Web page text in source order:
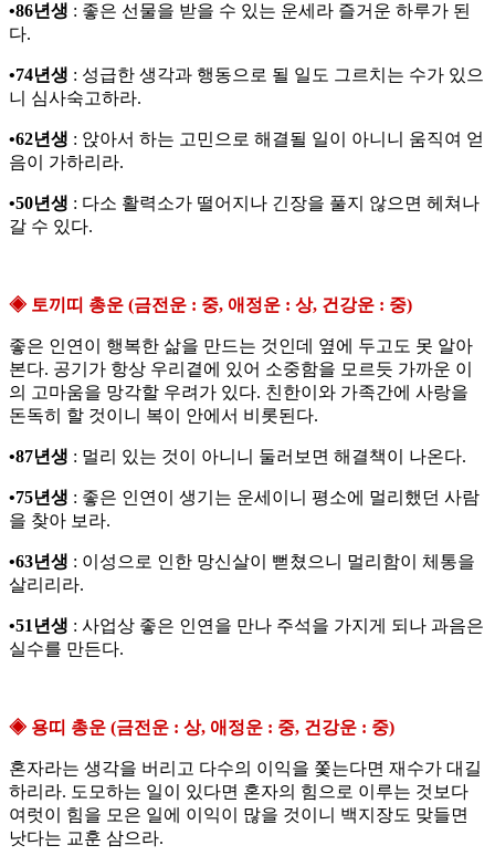
•86년생 : 좋은 선물을 받을 수 있는 운세라 즐거운 하루가 된
다.
•74년생 : 성급한 생각과 행동으로 될 일도 그르치는 수가 있으
니 심사숙고하라.
•62년생 : 앉아서 하는 고민으로 해결될 일이 아니니 움직여 얻
음이 가하리라.
•50년생 : 다소 활력소가 떨어지나 긴장을 풀지 않으면 헤쳐나
갈 수 있다.
◈ 토끼띠 총운 (금전운 : 중, 애정운 : 상, 건강운 : 중)
좋은 인연이 행복한 삶을 만드는 것인데 옆에 두고도 못 알아
본다. 공기가 항상 우리곁에 있어 소중함을 모르듯 가까운 이
의 고마움을 망각할 우려가 있다. 친한이와 가족간에 사랑을
돈독히 할 것이니 복이 안에서 비롯된다.
•87년생 : 멀리 있는 것이 아니니 둘러보면 해결책이 나온다.
•75년생 : 좋은 인연이 생기는 운세이니 평소에 멀리했던 사람
을 찾아 보라.
•63년생 : 이성으로 인한 망신살이 뻗쳤으니 멀리함이 체통을
살리리라.
•51년생 : 사업상 좋은 인연을 만나 주석을 가지게 되나 과음은
실수를 만든다.
◈ 용띠 총운 (금전운 : 상, 애정운 : 중, 건강운 : 중)
혼자라는 생각을 버리고 다수의 이익을 쫓는다면 재수가 대길
하리라. 도모하는 일이 있다면 혼자의 힘으로 이루는 것보다
여럿이 힘을 모은 일에 이익이 많을 것이니 백지장도 맞들면
낫다는 교훈 삼으라.